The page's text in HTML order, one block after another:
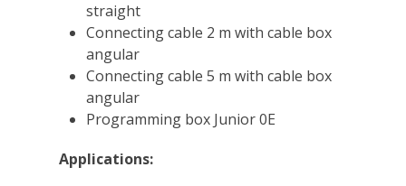
straight
Connecting cable 2 m with cable box
angular
Connecting cable 5 m with cable box
angular
Programming box Junior 0E
Applications: